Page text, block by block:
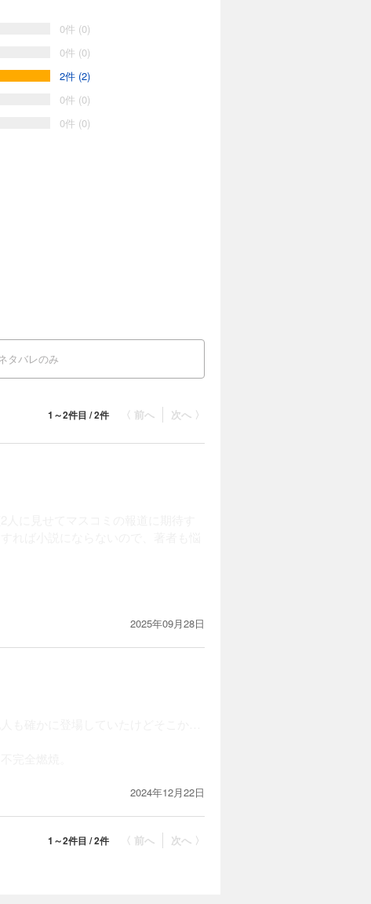
0件 (0)
0件 (0)
2件 (2)
0件 (0)
0件 (0)
タバレのみ
次へ 〉
〈 前へ
1～2件目 / 2件
せんね
2025年09月28日
2024年12月22日
次へ 〉
〈 前へ
1～2件目 / 2件